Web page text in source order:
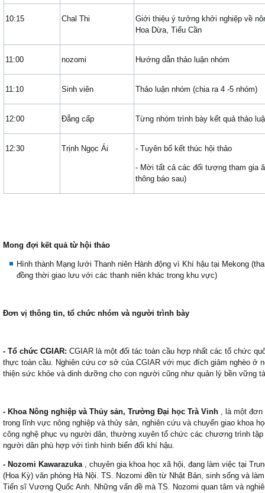
10:15 Chal Thi
Giới thiệu ý tưởng khởi nghiệp về
Hoa Dừa, Tiểu Cần
11:00 nozomi Hướng dẫn thảo luận nhóm
11:10 Sinh viên Thảo luận nhóm (chia ra 4 -5 nhóm)
12:00 Đẳng cấp Từng nhóm trình bày kết quả thảo
12:30 Trịnh Ngọc Ái - Tuyên bố kết thúc hội thảo
- Mời tất cả các đối tượng tham gia
thông báo sau)
Mong đợi kết quả từ hội thảo
Hình thành Mạng lưới Thanh niên Hành động vì Khí hậu tại Mekong
đồng thời giao lưu với các thanh niên khác trong khu vực)
Đơn vị thông tin, tổ chức nhóm và người trình bày
- Tổ chức CGIAR: CGIAR là một đối tác toàn cầu hợp nhất các tổ chức
thực toàn cầu. Nghiên cứu cơ sở của CGIAR với mục đích giảm nghèo ở
thiện sức khỏe và dinh dưỡng cho con người cũng như quản lý bền vững
- Khoa Nông nghiệp và Thủy sản, Trường Đại học Trà Vinh , là một
trong lĩnh vực nông nghiệp và thủy sản, nghiên cứu và chuyển giao khoa
công nghệ phục vụ người dân, thường xuyên tổ chức các chương trình
người dân phù hợp với tình hình biến đổi khí hậu.
- Nozomi Kawarazuka, chuyên gia khoa học xã hội, đang làm việc tại
(Hoa Kỳ) văn phòng Hà Nội. TS. Nozomi đền từ Nhật Bản, sinh sống và
Tiến sĩ Vương Quốc Anh. Những vấn đề mà TS. Nozomi quan tâm và